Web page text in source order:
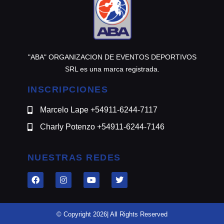
"ABA" ORGANIZACION DE EVENTOS DEPORTIVOS
SRL es una marca registrada.
INSCRIPCIONES
Marcelo Lape +54911-6244-7117
Charly Potenzo +54911-6244-7146
NUESTRAS REDES
© Copyright 2026| All Rights Reserved